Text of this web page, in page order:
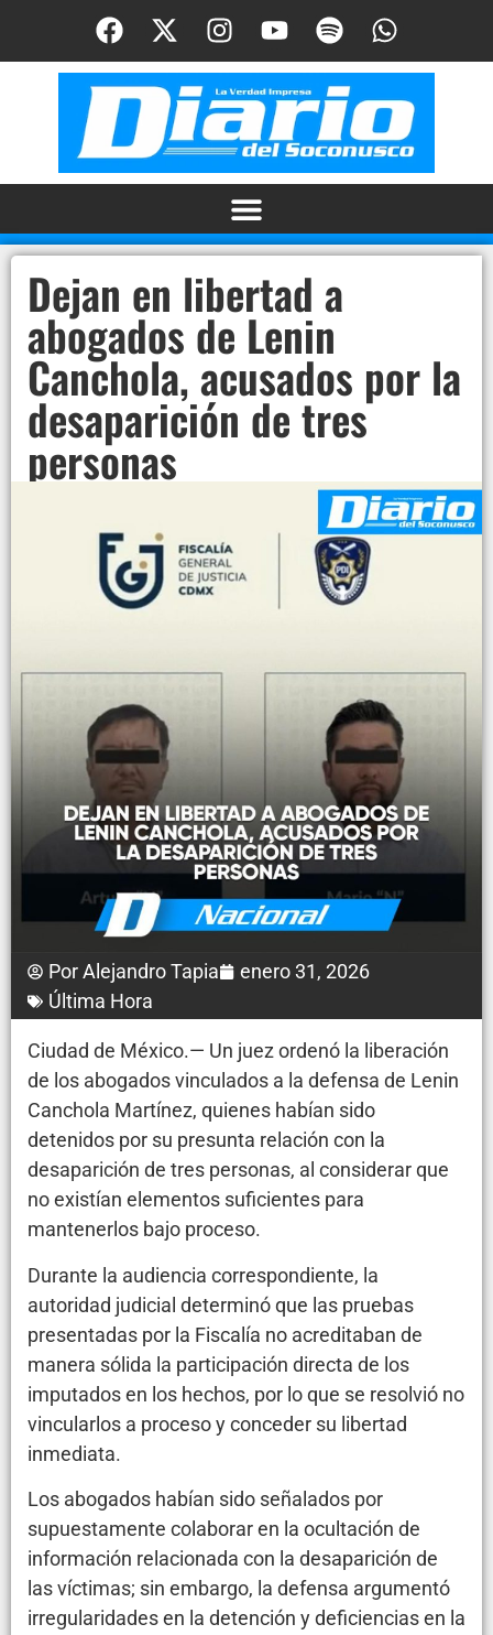
Dejan en libertad a
abogados de Lenin
Canchola, acusados por la
desaparición de tres
personas
PorAlejandro Tapia
enero 31, 2026
Última Hora
Ciudad de México.— Un juez ordenó la liberación
de los abogados vinculados a la defensa de Lenin
Canchola Martínez, quienes habían sido
detenidos por su presunta relación con la
desaparición de tres personas, al considerar que
no existían elementos suficientes para
mantenerlos bajo proceso.
Durante la audiencia correspondiente, la
autoridad judicial determinó que las pruebas
presentadas por la Fiscalía no acreditaban de
manera sólida la participación directa de los
imputados en los hechos, por lo que se resolvió no
vincularlos a proceso y conceder su libertad
inmediata.
Los abogados habían sido señalados por
supuestamente colaborar en la ocultación de
información relacionada con la desaparición de
las víctimas; sin embargo, la defensa argumentó
irregularidades en la detención y deficiencias en la